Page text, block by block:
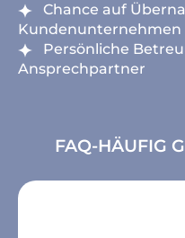
Chance auf
Kundenunternehmen
Persönliche
Ansprechpartner
FAQ-HÄUFIG